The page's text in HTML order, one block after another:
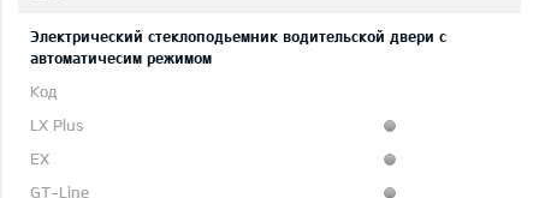
Электрический стеклоподьемник водительской двери с
автоматичесим режимом